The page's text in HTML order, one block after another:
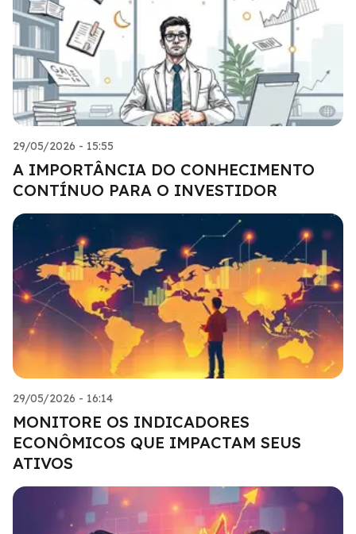
29/05/2026 - 15:55
A IMPORTÂNCIA DO CONHECIMENTO
CONTÍNUO PARA O INVESTIDOR
29/05/2026 - 16:14
MONITORE OS INDICADORES
ECONÔMICOS QUE IMPACTAM SEUS
ATIVOS